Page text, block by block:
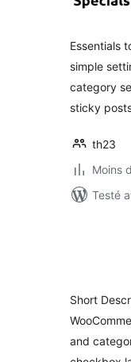
Essentials
simple
category
sticky
th23
Moins
Testé
Short
and